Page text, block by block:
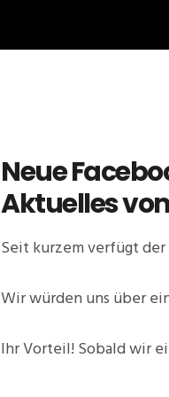
Neue
Aktuelles
Seit kurzem verfügt
Wir würden uns über
Ihr Vorteil! Sobald wir